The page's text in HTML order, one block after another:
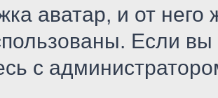
аватар, и от него
Если
с